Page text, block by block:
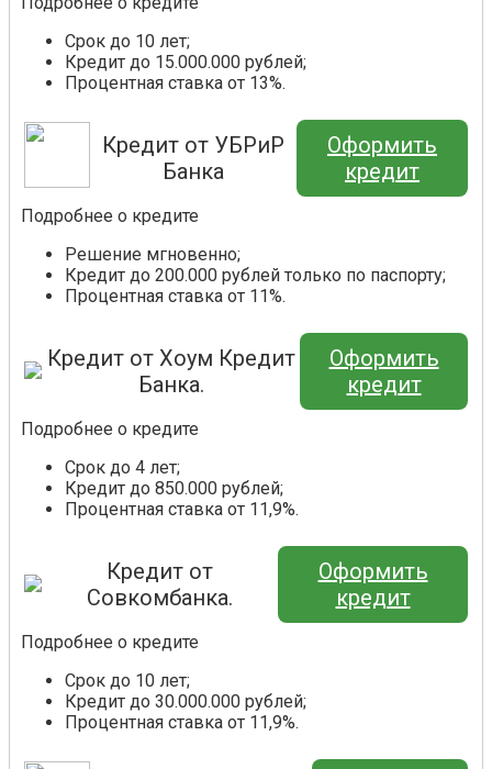
Срок до 10 лет;
Кредит до 15.000.000 рублей;
Процентная ставка от 13%.
Кредит от УБРиР
Банка
Оформить
кредит
Подробнее о кредите
Решение мгновенно;
Кредит до 200.000 рублей только по паспорту;
Процентная ставка от 11%.
Кредит от Хоум Кредит
Банка.
Оформить
кредит
Подробнее о кредите
Срок до 4 лет;
Кредит до 850.000 рублей;
Процентная ставка от 11,9%.
Кредит от
Совкомбанка.
Оформить
кредит
Подробнее о кредите
Срок до 10 лет;
Кредит до 30.000.000 рублей;
Процентная ставка от 11,9%.